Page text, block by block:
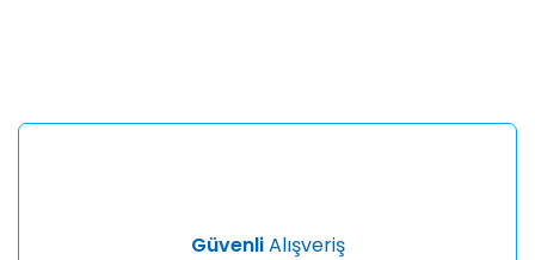
Yorum Yaz
Ürün fiyatı diğer sitelerden daha pahalı.
GüvenliAlışveriş